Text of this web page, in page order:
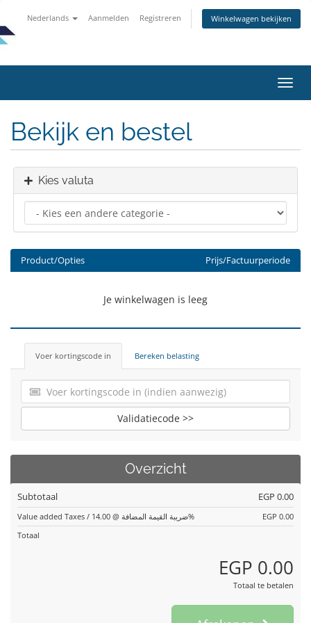
Nederlands Aanmelden Registreren Winkelwagen bekijken
in-/
Bekijk en bestel
Kies valuta
Product/Opties Prijs/Factuurperiode
Je winkelwagen is leeg
Voer kortingscode in Bereken belasting
Validatiecode >>
Overzicht
Subtotaal EGP 0.00
Value added Taxes / ضريبة القيمة المضافة @ 14.00%
EGP 0.00
Totaal
EGP 0.00
Totaal te betalen